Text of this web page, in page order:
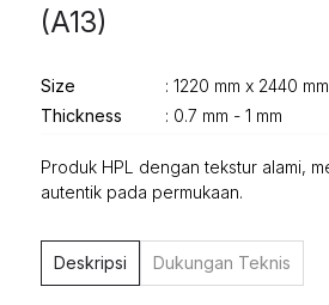
(A13)
Size
: 1220 mm x 2440 mm
Thickness
: 0.7 mm - 1 mm
Produk HPL dengan tekstur alami,
autentik pada permukaan.
Deskripsi Dukungan Teknis